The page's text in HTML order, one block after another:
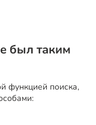
был таким
функцией поиска,